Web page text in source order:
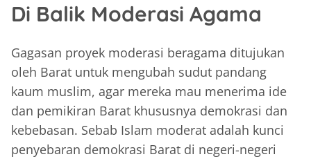
Di Balik Moderasi Agama
Gagasan proyek moderasi beragama ditujukan
oleh Barat untuk mengubah sudut pandang
kaum muslim, agar mereka mau menerima ide
dan pemikiran Barat khususnya demokrasi dan
kebebasan. Sebab Islam moderat adalah kunci
penyebaran demokrasi Barat di negeri-negeri